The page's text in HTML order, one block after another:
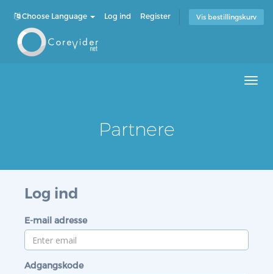
Choose Language Log ind Register Vis bestillingskurv
Partnere
Log ind
E-mail adresse
Adgangskode